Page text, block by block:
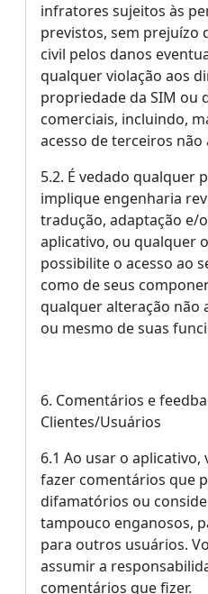
infratores sujeitos às
previstos, sem prejuízo
civil pelos danos
qualquer violação aos
propriedade da SIM ou
comerciais, incluindo,
acesso de terceiros
5.2. É vedado qualquer
implique engenharia
tradução, adaptação e/
aplicativo, ou qualquer
possibilite o acesso ao
como de seus
qualquer alteração não
ou mesmo de suas
6. Comentários e
Clientes/Usuários
6.1 Ao usar o
fazer comentários que
difamatórios ou
tampouco enganosos,
para outros usuários.
assumir a
comentários que fizer.